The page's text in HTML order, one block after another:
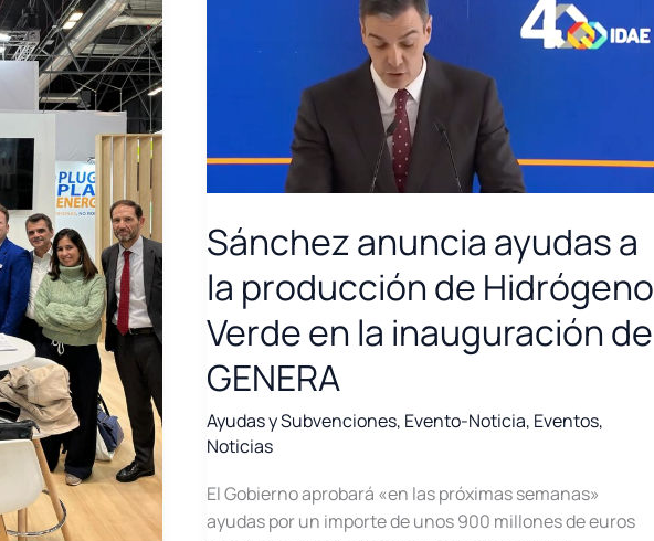
Sánchez anuncia ayudas a
la producción de Hidrógeno
Verde en la inauguración de
GENERA
Ayudas y Subvenciones, Evento-Noticia, Eventos,
Noticias
El Gobierno aprobará «en las próximas semanas»
ayudas por un importe de unos 900 millones de euros